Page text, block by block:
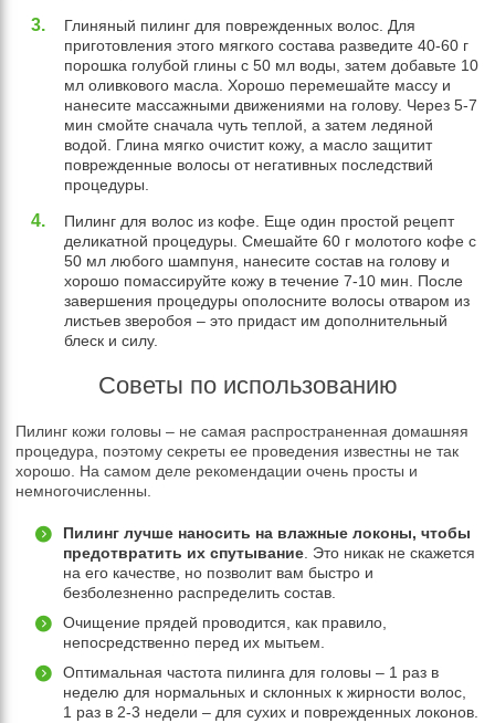
Глиняный пилинг для поврежденных волос. Для
приготовления этого мягкого состава разведите 40-60 г
порошка голубой глины с 50 мл воды, затем добавьте 10
мл оливкового масла. Хорошо перемешайте массу и
нанесите массажными движениями на голову. Через 5-7
мин смойте сначала чуть теплой, а затем ледяной
водой. Глина мягко очистит кожу, а масло защитит
поврежденные волосы от негативных последствий
процедуры.
Пилинг для волос из кофе. Еще один простой рецепт
деликатной процедуры. Смешайте 60 г молотого кофе с
50 мл любого шампуня, нанесите состав на голову и
хорошо помассируйте кожу в течение 7-10 мин. После
завершения процедуры ополосните волосы отваром из
листьев зверобоя – это придаст им дополнительный
блеск и силу.
Советы по использованию
Пилинг кожи головы – не самая распространенная домашняя
процедура, поэтому секреты ее проведения известны не так
хорошо. На самом деле рекомендации очень просты и
немногочисленны.
Пилинг лучше наносить на влажные локоны, чтобы
предотвратить их спутывание . Это никак не скажется
на его качестве, но позволит вам быстро и
безболезненно распределить состав.
Очищение прядей проводится, как правило,
непосредственно перед их мытьем.
Оптимальная частота пилинга для головы – 1 раз в
неделю для нормальных и склонных к жирности волос,
1 раз в 2-3 недели – для сухих и поврежденных локонов.